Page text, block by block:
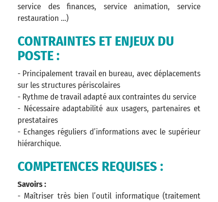
service des finances, service animation, service
restauration …)
CONTRAINTES ET ENJEUX DU
POSTE :
- Principalement travail en bureau, avec déplacements
sur les structures périscolaires
- Rythme de travail adapté aux contraintes du service
- Nécessaire adaptabilité aux usagers, partenaires et
prestataires
- Echanges réguliers d’informations avec le supérieur
hiérarchique.
COMPETENCES REQUISES :
Savoirs :
- Maîtriser très bien l’outil informatique (traitement